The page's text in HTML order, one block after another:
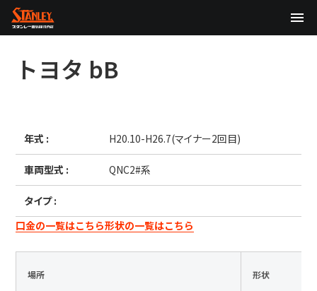
企業情報
テクノロジー
サステナビリティ
株主・投資家情報
ニュース
トヨタ bB
年式 : H20.10-H26.7(マイナー2回目)
車両型式 : QNC2#系
タイプ :
口金の一覧はこちら形状の一覧はこちら
場所 形状